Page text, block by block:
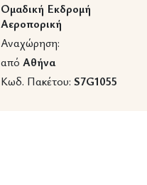
Ομαδική Εκδρομή
Αεροπορική
Αναχώρηση:
από Αθήνα
Κωδ. Πακέτου: S7G1055